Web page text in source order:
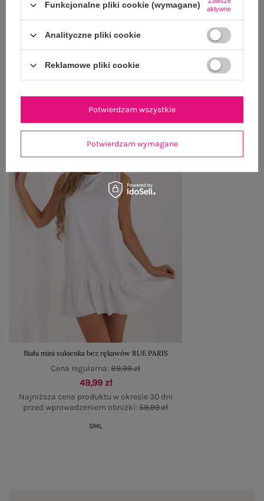
ZWROTY I REKLAMACJE
OSTATNIO OGLĄDANE
Biała mini sukienka bez rękawów RUE PARIS
49,99 zł
Najniższa cena produktu w okresie 30 dni
przed wprowadzeniem obniżki:59,99 zł
Cena regularna:89,99 zł
SML
Funkcjonalne pliki cookie (wymagane)
aktywne
Analityczne pliki cookie
Reklamowe pliki cookie
Potwierdzam wymagane
Potwierdzam wszystkie